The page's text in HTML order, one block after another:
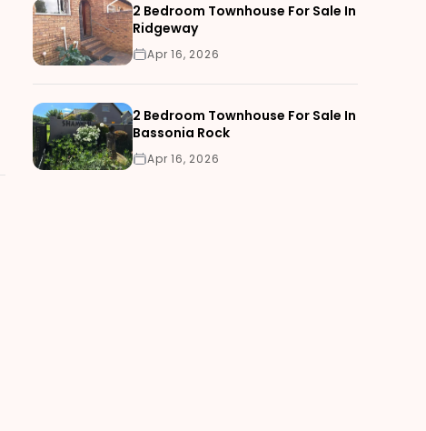
2 Bedroom Townhouse For Sale In
Ridgeway
Apr 16, 2026
2 Bedroom Townhouse For Sale In
Bassonia Rock
Apr 16, 2026